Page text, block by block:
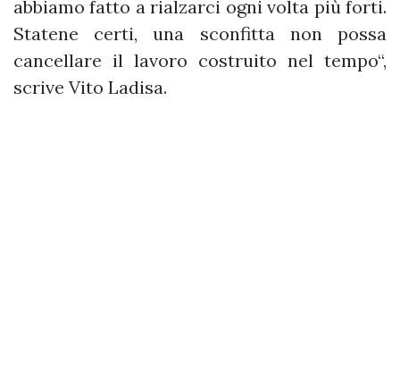
abbiamo fatto a rialzarci ogni volta più forti.
Statene certi, una sconfitta non possa
cancellare il lavoro costruito nel tempo“,
scrive Vito Ladisa.